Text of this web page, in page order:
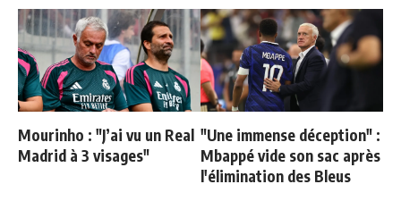
Mourinho : "J’ai vu un Real
Madrid à 3 visages"
"Une immense déception" :
Mbappé vide son sac après
l'élimination des Bleus